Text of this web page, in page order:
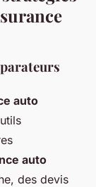
auto
auto
des devis